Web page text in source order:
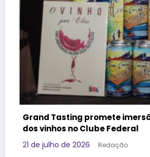
mundo
Governo da
Geração Z e
promover o destino